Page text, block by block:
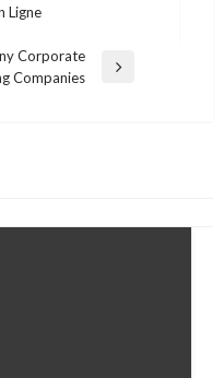
Ligne
Corporate
Companies